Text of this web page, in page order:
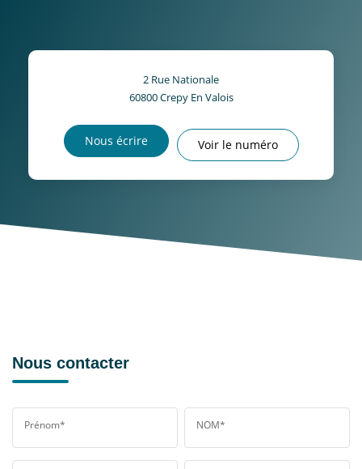
2 Rue Nationale
60800Crepy En Valois
Nous écrire Voir le numéro
Nous contacter
Prénom* NOM*